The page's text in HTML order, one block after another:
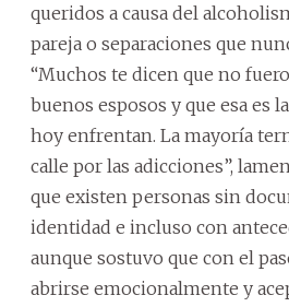
queridos a causa del
pareja o separaciones que
“Muchos te dicen que no
buenos esposos y que esa es
hoy enfrentan. La mayoría
calle por las adicciones”,
que existen personas sin
identidad e incluso con
aunque sostuvo que con el
abrirse emocionalmente y